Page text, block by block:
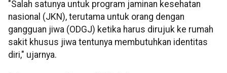
"Salah satunya untuk program jaminan kesehatan
nasional (JKN), terutama untuk orang dengan
gangguan jiwa (ODGJ) ketika harus dirujuk ke rumah
sakit khusus jiwa tentunya membutuhkan identitas
diri," ujarnya.